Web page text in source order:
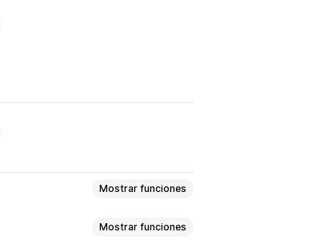
Mostrar funciones
Mostrar funciones